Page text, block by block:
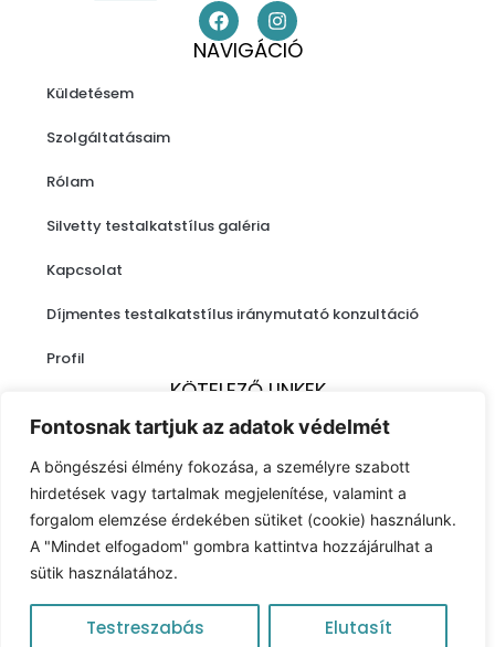
Fontosnak tartjuk az adatok védelmét
A böngészési élmény fokozása, a személyre szabott
hirdetések vagy tartalmak megjelenítése, valamint a
forgalom elemzése érdekében sütiket (cookie) használunk.
A "Mindet elfogadom" gombra kattintva hozzájárulhat a
sütik használatához.
Testreszabás Elutasít
NAVIGÁCIÓ
Küldetésem
Szolgáltatásaim
Rólam
Silvetty testalkatstílus galéria
Kapcsolat
Díjmentes testalkatstílus iránymutató konzultáció
Profil
KÖTELEZŐ LINKEK
Impresszum
Adatkezelési nyilatkozat
ÁSZF